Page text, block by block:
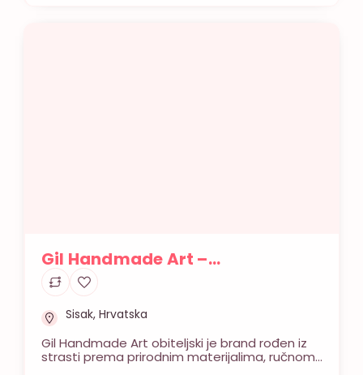
Gil Handmade Art –
personalizirane zahvalnice za
vaše posebne trenutke
Sisak, Hrvatska
Gil Handmade Art obiteljski je brand rođen iz
strasti prema prirodnim materijalima, ručnom